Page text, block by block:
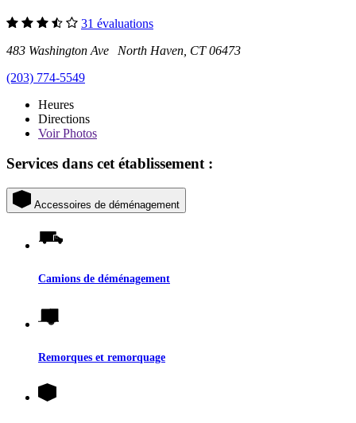
31 évaluations
483 Washington Ave North Haven, CT 06473
(203) 774-5549
Heures
Directions
VoirPhotos
Services dans cet établissement :
Accessoires de déménagement
Camions de déménagement
Remorques et remorquage